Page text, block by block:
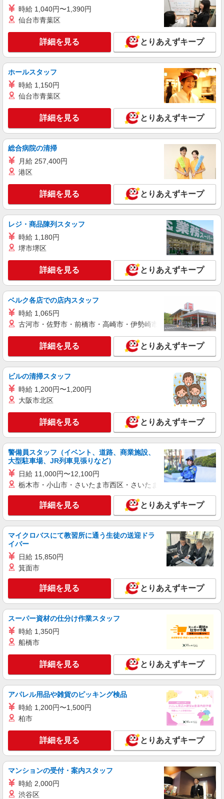
時給 1,040円〜1,390円
仙台市青葉区
詳細を見る とりあえずキープ
ホールスタッフ
時給 1,150円
仙台市青葉区
詳細を見る とりあえずキープ
総合病院の清掃
月給 257,400円
港区
詳細を見る とりあえずキープ
レジ・商品陳列スタッフ
時給 1,180円
堺市堺区
詳細を見る とりあえずキープ
ベルク各店での店内スタッフ
時給 1,065円
古河市・佐野市・前橋市・高崎市・伊勢崎市・太田市・館林市
詳細を見る とりあえずキープ
ビルの清掃スタッフ
時給 1,200円〜1,200円
大阪市北区
詳細を見る とりあえずキープ
警備員スタッフ（イベント、道路、商業施設、
大型駐車場、JR列車見張りなど）
日給 11,000円〜12,100円
栃木市・小山市・さいたま市西区・さいたま市岩槻区・久喜市・
詳細を見る とりあえずキープ
マイクロバスにて教習所に通う生徒の送迎ドラ
イバー
日給 15,850円
箕面市
詳細を見る とりあえずキープ
スーパー資材の仕分け作業スタッフ
時給 1,350円
船橋市
詳細を見る とりあえずキープ
アパレル用品や雑貨のピッキング検品
時給 1,200円〜1,500円
柏市
詳細を見る とりあえずキープ
マンションの受付・案内スタッフ
時給 2,000円
渋谷区